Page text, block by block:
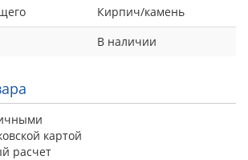
Кирпич/камень
В наличии
картой
расчет